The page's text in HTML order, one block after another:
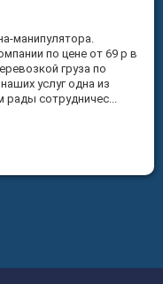
манипулятора.
по цене от 69 р в
груза по
услуг одна из
сотрудничес...